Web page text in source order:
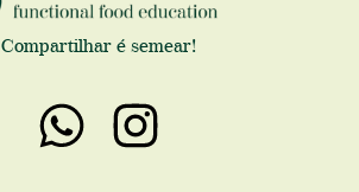
Compartilhar é semear!